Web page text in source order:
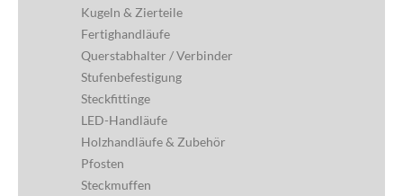
Kugeln & Zierteile
Fertighandläufe
Querstabhalter / Verbinder
Stufenbefestigung
Steckfittinge
LED-Handläufe
Holzhandläufe & Zubehör
Pfosten
Steckmuffen